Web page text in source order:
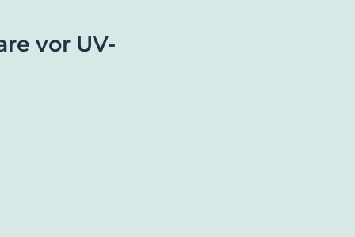
vor UV-